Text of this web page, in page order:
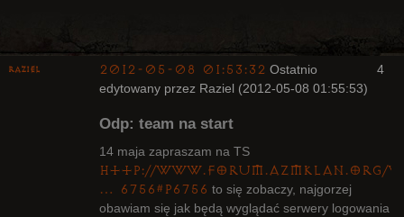
4
Raziel 2012-05-08 01:53:32 Ostatnio
edytowany przez Raziel (2012-05-08 01:55:53)
Odp: team na start
14 maja zapraszam na TS
http://www.forum.azmklan.org/
… 6756#p6756 to się zobaczy, najgorzej
obawiam się jak będą wyglądać serwery logowania